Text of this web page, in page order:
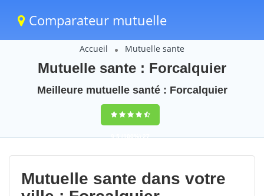
Comparateur mutuelle
Accueil Mutuelle sante
Mutuelle sante : Forcalquier
Meilleure mutuelle santé : Forcalquier
9,5(100%)27
votes
Mutuelle sante dans votre